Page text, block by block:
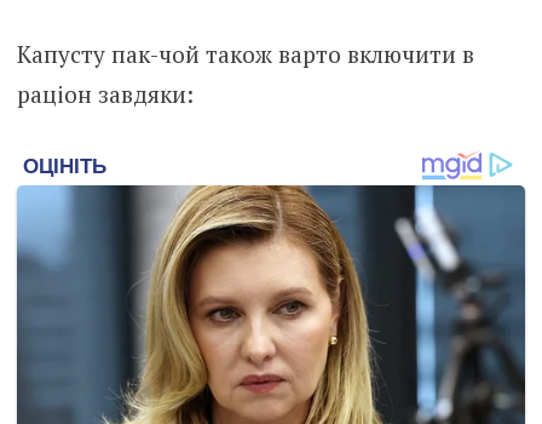
Капусту пак-чой також варто включити в
раціон завдяки: